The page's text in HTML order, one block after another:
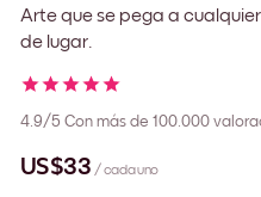
Arte que se pega a
de lugar.
4.9/5 Con más de 100.000
US$33 / cada uno